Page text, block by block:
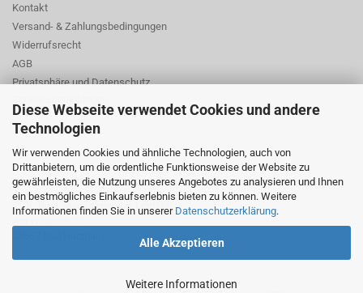
Diese Webseite verwendet Cookies und andere
Technologien
Wir verwenden Cookies und ähnliche Technologien, auch von
Drittanbietern, um die ordentliche Funktionsweise der Website zu
gewährleisten, die Nutzung unseres Angebotes zu analysieren und Ihnen
ein bestmögliches Einkaufserlebnis bieten zu können. Weitere
Informationen finden Sie in unserer Datenschutzerklärung.
Alle Akzeptieren
Weitere Informationen
Kontakt
Versand- & Zahlungsbedingungen
Widerrufsrecht
AGB
Privatsphäre und Datenschutz
© Dr. Beer Management & Logistik